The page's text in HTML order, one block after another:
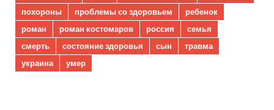
похороны
проблемы со здоровьем
ребенок
роман
роман костомаров россия
семья
смерть
состояние здоровья сын
травма
украина
умер